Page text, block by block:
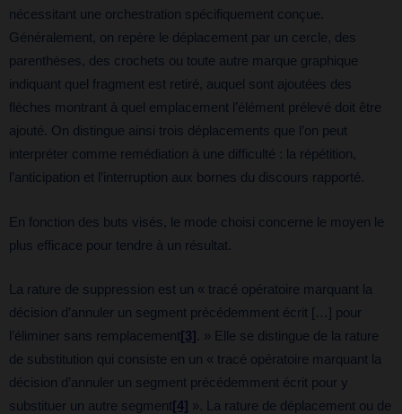
nécessitant une orchestration spécifiquement conçue.
Généralement, on repère le déplacement par un cercle, des
parenthèses, des crochets ou toute autre marque graphique
indiquant quel fragment est retiré, auquel sont ajoutées des
flèches montrant à quel emplacement l’élément prélevé doit être
ajouté. On distingue ainsi trois déplacements que l’on peut
interpréter comme remédiation à une difficulté : la répétition,
l’anticipation et l’interruption aux bornes du discours rapporté.
En fonction des buts visés, le mode choisi concerne le moyen le
plus efficace pour tendre à un résultat.
La rature de suppression est un « tracé opératoire marquant la
décision d’annuler un segment précédemment écrit […] pour
l’éliminer sans remplacement[3] . » Elle se distingue de la rature
de substitution qui consiste en un « tracé opératoire marquant la
décision d’annuler un segment précédemment écrit pour y
substituer un autre segment[4] ». La rature de déplacement ou de